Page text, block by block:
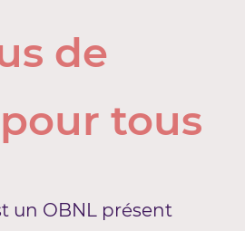
de
tous
un OBNL présent